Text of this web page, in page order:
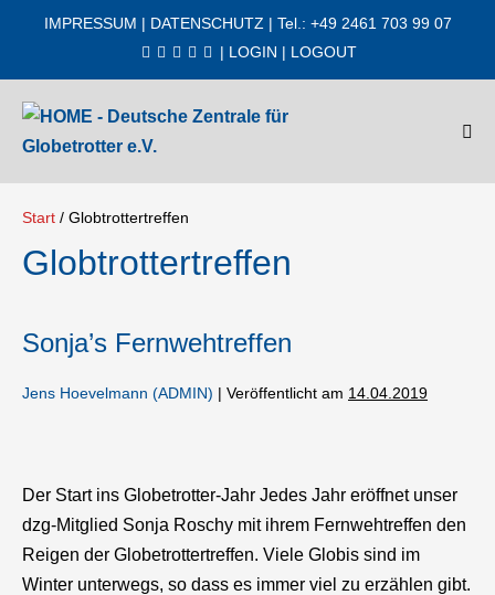
IMPRESSUM | DATENSCHUTZ | Tel.: +49 2461 703 99 07
| LOGIN | LOGOUT
Start / Globtrottertreffen
Globtrottertreffen
Sonja’s Fernwehtreffen
Jens Hoevelmann (ADMIN) | Veröffentlicht am 14.04.2019
Der Start ins Globetrotter-Jahr Jedes Jahr eröffnet unser
dzg-Mitglied Sonja Roschy mit ihrem Fernwehtreffen den
Reigen der Globetrottertreffen. Viele Globis sind im
Winter unterwegs, so dass es immer viel zu erzählen gibt.